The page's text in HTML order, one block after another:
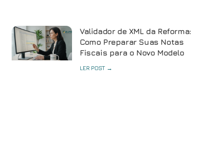
Validador de XML da Reforma:
Como Preparar Suas Notas
Fiscais para o Novo Modelo
LER POST →